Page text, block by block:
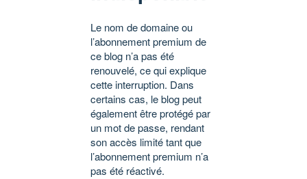
Le nom de domaine ou
l’abonnement premium de
ce blog n’a pas été
renouvelé, ce qui explique
cette interruption. Dans
certains cas, le blog peut
également être protégé par
un mot de passe, rendant
son accès limité tant que
l’abonnement premium n’a
pas été réactivé.